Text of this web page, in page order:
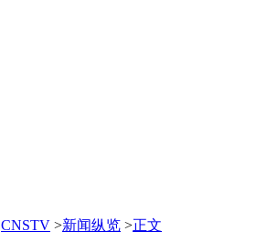
CNSTV >新闻纵览 >正文